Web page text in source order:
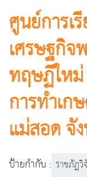
ศูนย์การเ
เศรษฐกิจ
ทฤษฏีให
การทำเก
แม่สอด จั
ป้ายกำกับ : ราชภัฏวิ